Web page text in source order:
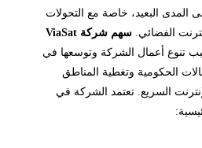
المدى البعيد، خاصة مع التحولات
الفضائي.
سهم شركة ViaSat
تنوع أعمال الشركة وتوسعها في
الحكومية وتغطية المناطق
السريع. تعتمد الشركة في